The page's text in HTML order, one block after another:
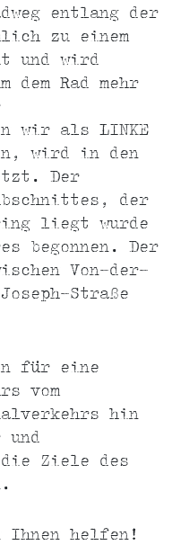
entlang der
zu einem
und wird
Rad mehr
wir als LINKE
wird in den
Der
der
liegt wurde
begonnen. Der
Von-der-
Straße
für eine
vom
hin
und
die Ziele des
helfen!